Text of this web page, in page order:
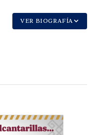
VER BIOGRAFÍA